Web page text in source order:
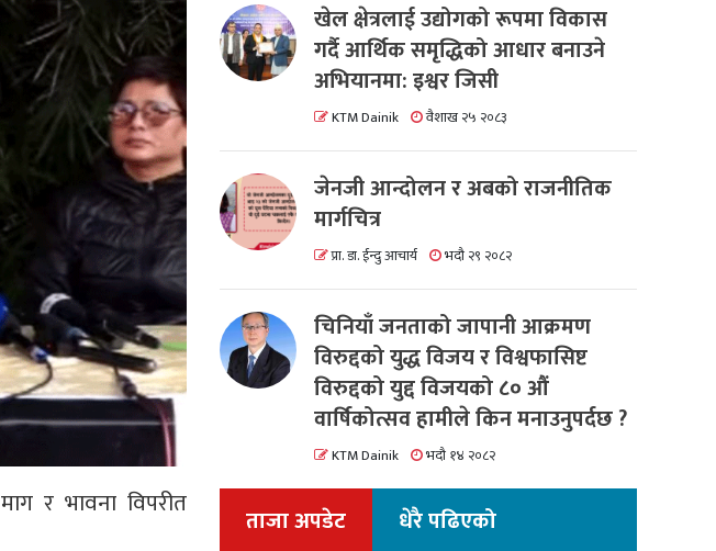
र भावना विपरीत
खेल क्षेत्रलाई उद्योगको रूपमा विकास
गर्दै आर्थिक समृद्धिको आधार बनाउने
अभियानमा: इश्वर जिसी
KTM Dainik वैशाख २५ २०८३
जेनजी आन्दोलन र अबको राजनीतिक
मार्गचित्र
प्रा. डा. ईन्दु आचार्य भदौ २९ २०८२
चिनियाँ जनताको जापानी आक्रमण
विरुद्दको युद्ध विजय र विश्वफासिष्ट
विरुद्दको युद्द विजयको ८० औं
वार्षिकोत्सव हामीले किन मनाउनुपर्दछ ?
KTM Dainik भदौ १४ २०८२
ताजा अपडेट धेरै पढिएको